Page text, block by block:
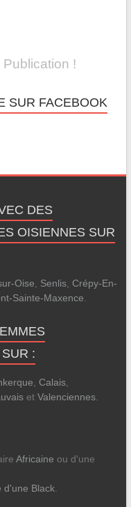
!
SUR FACEBOOK
DES
OISIENNES SUR
Oise, Senlis, Crépy-En-
Sainte-Maxence.
:
, Calais,
et Valenciennes.
Africaine ou d'une
d'une Black.